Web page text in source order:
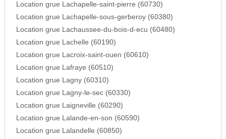
Location grue Lachapelle-saint-pierre (60730)
Location grue Lachapelle-sous-gerberoy (60380)
Location grue Lachaussee-du-bois-d-ecu (60480)
Location grue Lachelle (60190)
Location grue Lacroix-saint-ouen (60610)
Location grue Lafraye (60510)
Location grue Lagny (60310)
Location grue Lagny-le-sec (60330)
Location grue Laigneville (60290)
Location grue Lalande-en-son (60590)
Location grue Lalandelle (60850)